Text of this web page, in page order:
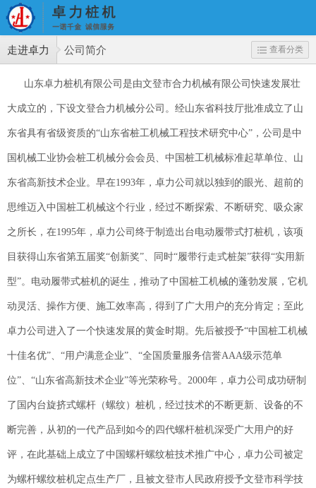
走进卓力 公司简介 查看分类
山东卓力桩机有限公司是由文登市合力机械有限公司快速发展壮
大成立的，下设文登合力机械分公司。经山东省科技厅批准成立了山
东省具有省级资质的“山东省桩工机械工程技术研究中心”，公司是中
国机械工业协会桩工机械分会会员、中国桩工机械标准起草单位、山
东省高新技术企业。早在1993年，卓力公司就以独到的眼光、超前的
思维迈入中国桩工机械这个行业，经过不断探索、不断研究、吸众家
之所长，在1995年，卓力公司终于制造出台电动履带式打桩机，该项
目获得山东省第五届奖“创新奖”、同时“履带行走式桩架”获得“实用新
型”。电动履带式桩机的诞生，推动了中国桩工机械的蓬勃发展，它机
动灵活、操作方便、施工效率高，得到了广大用户的充分肯定；至此
卓力公司进入了一个快速发展的黄金时期。先后被授予“中国桩工机械
十佳名优”、“用户满意企业”、“全国质量服务信誉AAA级示范单
位”、“山东省高新技术企业”等光荣称号。2000年，卓力公司成功研制
了国内台旋挤式螺杆（螺纹）桩机，经过技术的不断更新、设备的不
断完善，从初的一代产品到如今的四代螺杆桩机深受广大用户的好
评，在此基础上成立了中国螺杆螺纹桩技术推广中心，卓力公司被定
为螺杆螺纹桩机定点生产厂，且被文登市人民政府授予文登市科学技